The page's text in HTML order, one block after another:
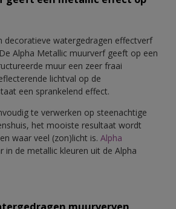
decoratieve watergedragen effectverf
Alpha Metallic muurverf geeft op een
muur een zeer fraai
lichtval op de
een sprankelend effect.
te verwerken op steenachtige
het mooiste resultaat wordt
waar veel (zon)licht is. Alpha
in de metallic kleuren uit de Alpha